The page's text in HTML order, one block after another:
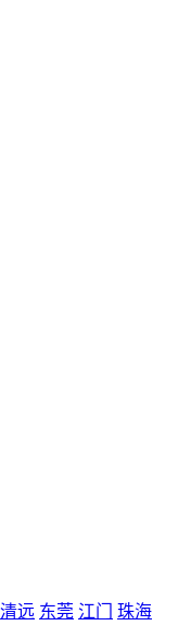
清远 东莞 江门 珠海